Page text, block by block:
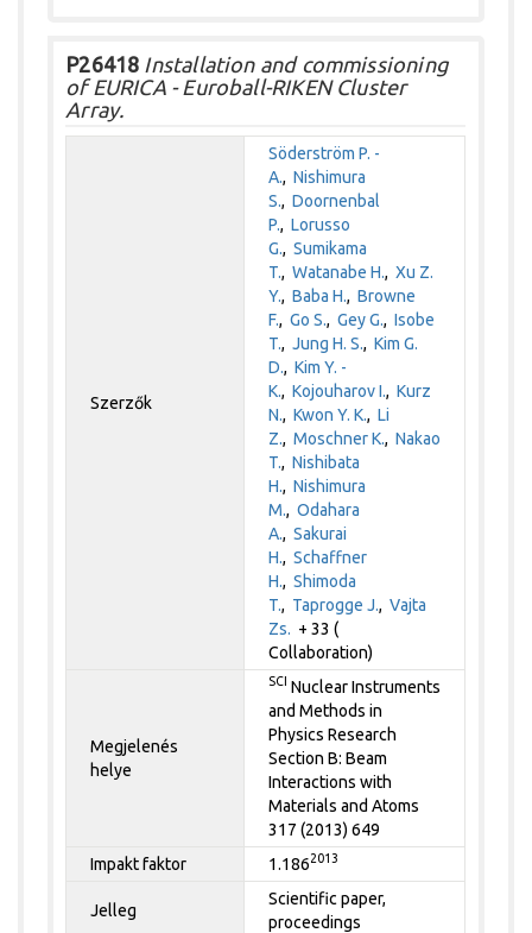
P26418 Installation and commissioning
of EURICA - Euroball-RIKEN Cluster
Array.
Szerzők
Söderström P. -
A.,Nishimura
S.,Doornenbal
P.,Lorusso
G.,Sumikama
T.,Watanabe H.,Xu Z.
Y.,Baba H.,Browne
F.,Go S.,Gey G.,Isobe
T.,Jung H. S.,Kim G.
D.,Kim Y. -
K.,Kojouharov I.,Kurz
N.,Kwon Y. K.,Li
Z.,Moschner K.,Nakao
T.,Nishibata
H.,Nishimura
M.,Odahara
A.,Sakurai
H.,Schaffner
H.,Shimoda
T., Taprogge J.,Vajta
Zs. + 33 (
Collaboration)
Megjelenés
helye
SCI Nuclear Instruments
and Methods in
Physics Research
Section B: Beam
Interactions with
Materials and Atoms
317 (2013) 649
Impakt faktor
1.1862013
Jelleg
Scientific paper,
proceedings